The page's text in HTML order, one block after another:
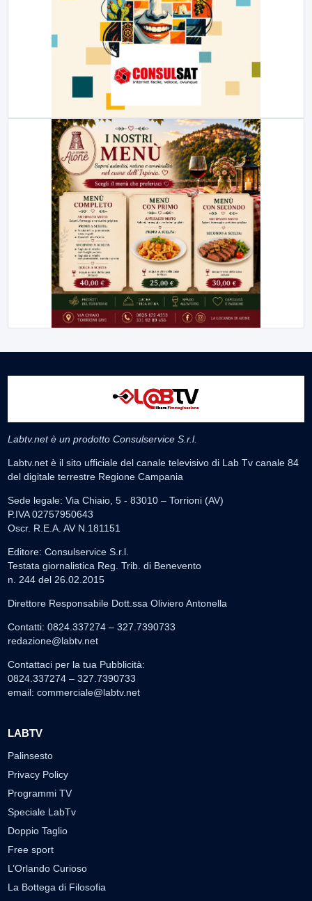
Labtv.net è un prodotto Consulservice S.r.l.
Labtv.net è il sito ufficiale del canale televisivo di Lab Tv canale 84
del digitale terrestre Regione Campania
Sede legale: Via Chiaio, 5 - 83010 – Torrioni (AV)
P.IVA 02757950643
Oscr. R.E.A. AV N.181151
Editore: Consulservice S.r.l.
Testata giornalistica Reg. Trib. di Benevento
n. 244 del 26.02.2015
Direttore Responsabile Dott.ssa Oliviero Antonella
Contatti: 0824.337274 – 327.7390733
redazione@labtv.net
Contattaci per la tua Pubblicità:
0824.337274 – 327.7390733
email: commerciale@labtv.net
LABTV
Palinsesto
Privacy Policy
Programmi TV
Speciale LabTv
Doppio Taglio
Free sport
L’Orlando Curioso
La Bottega di Filosofia